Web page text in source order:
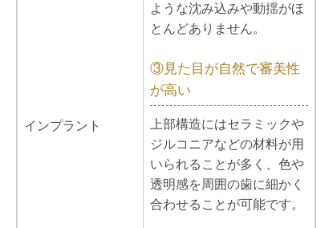
インプラント
ような沈み込みや動揺がほ
とんどありません。
③見た目が自然で審美性
が高い
上部構造にはセラミックや
ジルコニアなどの材料が用
いられることが多く、色や
透明感を周囲の歯に細かく
合わせることが可能です。